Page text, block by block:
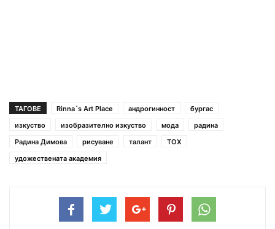
ТАГОВЕ Rinna`s Art Place андрогинност
бургас
изкуство
изобразително изкуство мода
радина
Радина Димова
рисуване талант
ТОХ
удожествената академия